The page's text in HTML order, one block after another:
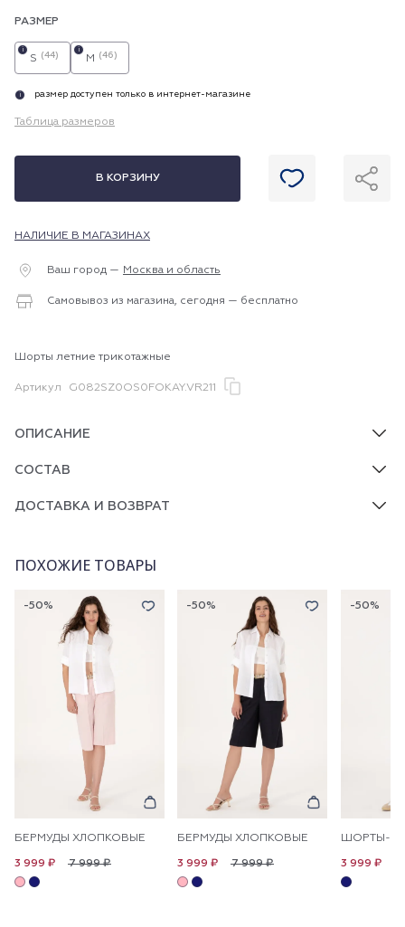
РАЗМЕР
S (44)
i
M (46)
i
i размер доступен только в интернет-магазине
Таблица размеров
В КОРЗИНУ
НАЛИЧИЕ В МАГАЗИНАХ
Ваш город — Москва и область
Самовывоз из магазина, сегодня — бесплатно
Шорты летние трикотажные
Артикул G082SZ0OS0FOKAY.VR211
ОПИСАНИЕ
СОСТАВ
ДОСТАВКА И ВОЗВРАТ
ПОХОЖИЕ ТОВАРЫ
-50%
БЕРМУДЫ ХЛОПКОВЫЕ
7 999 ₽
3 999 ₽
-50%
БЕРМУДЫ ХЛОПКОВЫЕ
7 999 ₽
3 999 ₽
-50%
3 999 ₽